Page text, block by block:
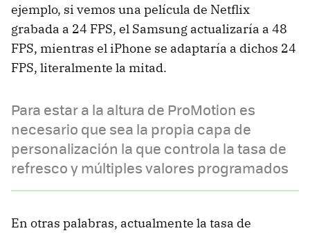
ejemplo, si vemos una película de Netflix
grabada a 24 FPS, el Samsung actualizaría a 48
FPS, mientras el iPhone se adaptaría a dichos 24
FPS, literalmente la mitad.
Para estar a la altura de ProMotion es
necesario que sea la propia capa de
personalización la que controla la tasa de
refresco y múltiples valores programados
En otras palabras, actualmente la tasa de